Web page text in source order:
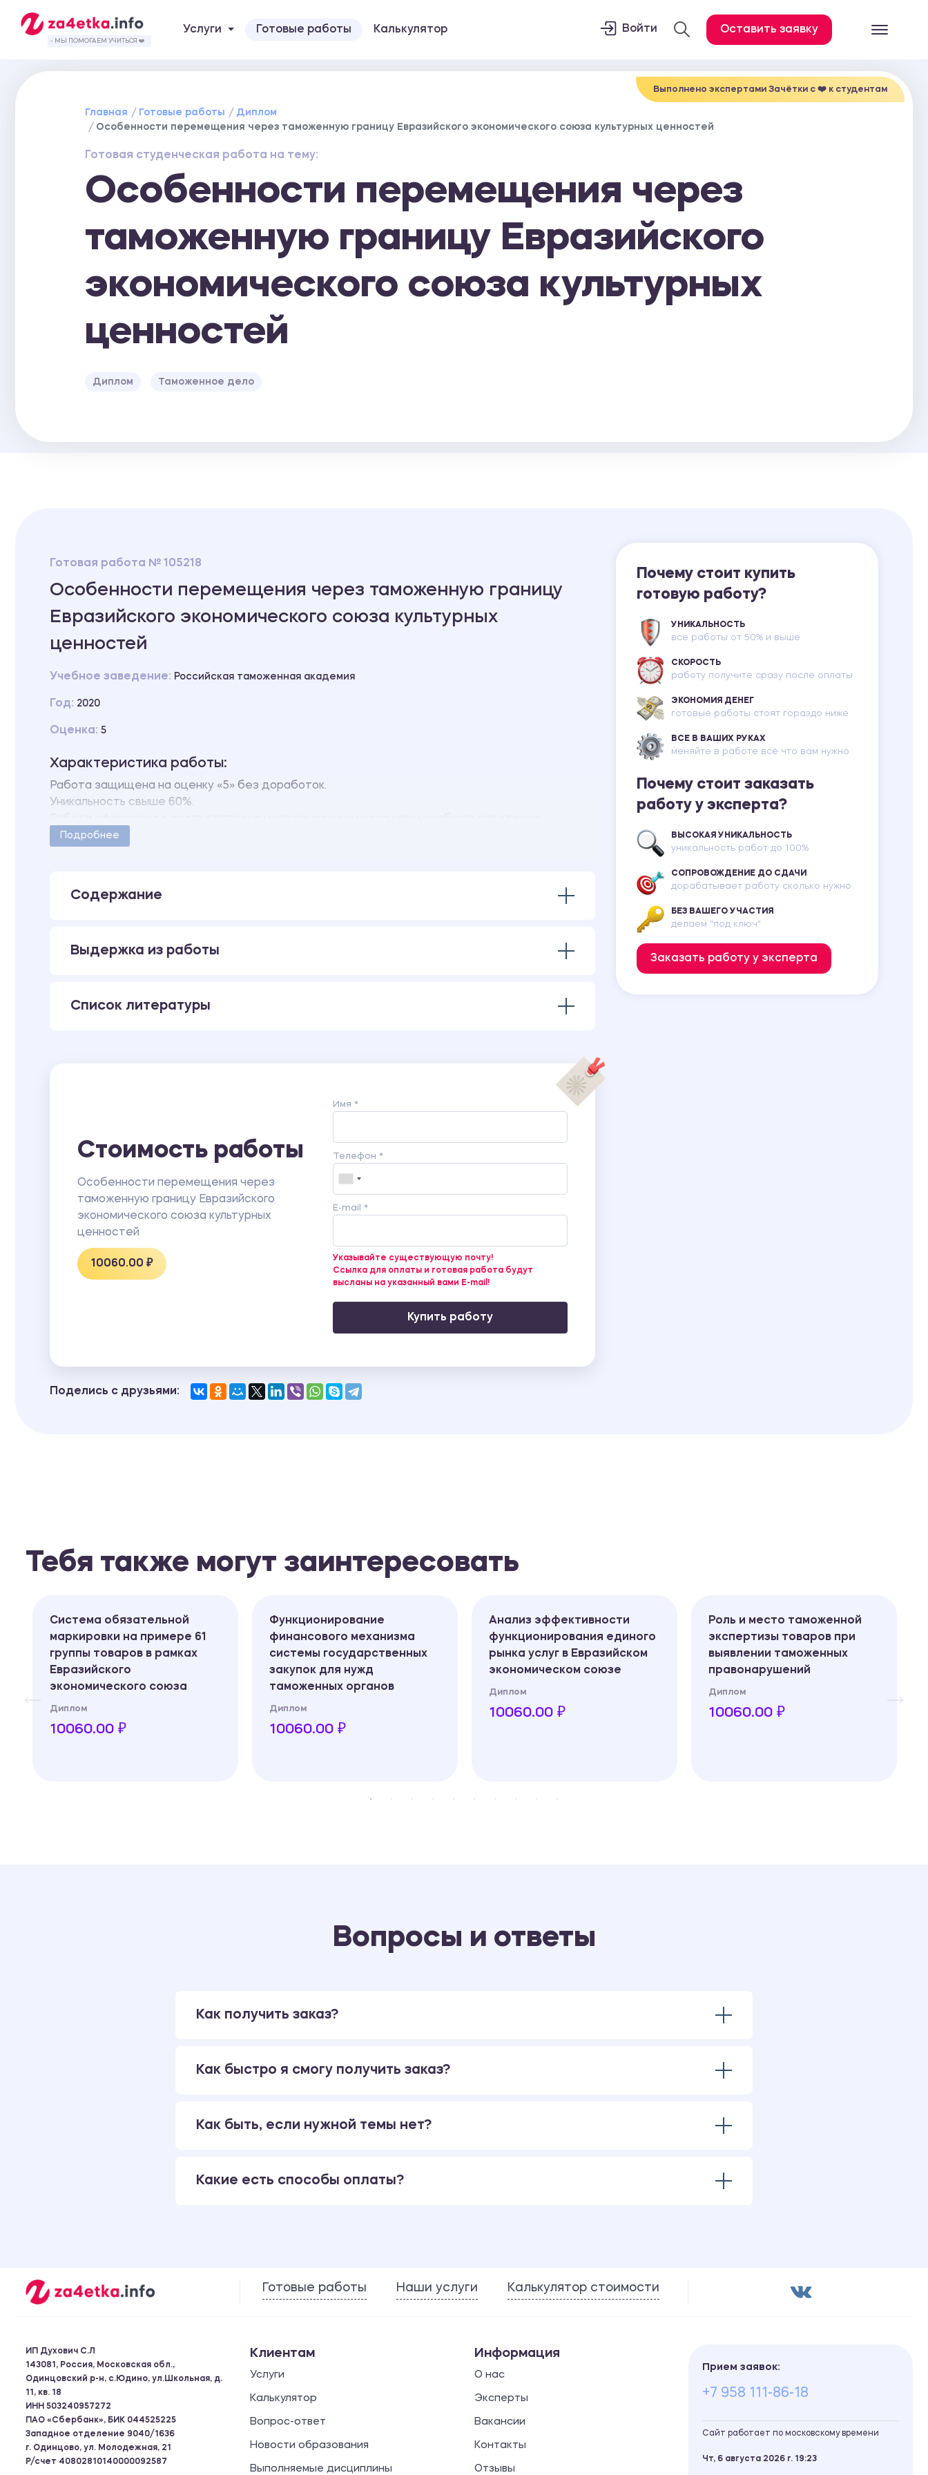
Все услуги
- МЫ ПОМОГАЕМ УЧИТЬСЯ ❤️
Услуги Готовые работы Калькулятор Войти Оставить заявку
Выполнено экспертами Зачётки c ❤️ к студентам
Главная Готовые работы
Диплом
Особенности перемещения через таможенную границу Евразийского экономического союза культурных ценностей
Готовая студенческая работа на тему:
Особенности перемещения через
таможенную границу Евразийского
экономического союза культурных
ценностей
Диплом Таможенное дело
Готовая работа № 105218
Особенности перемещения через таможенную границу
Евразийского экономического союза культурных
ценностей
Учебное заведение: Российская таможенная академия
Год: 2020
Оценка: 5
Характеристика работы:
Работа защищена на оценку «5» без доработок.
Уникальность свыше 60%.
Количество страниц - 74.
Подробнее
Содержание
Выдержка из работы
Список литературы
Стоимость работы
Особенности перемещения через
таможенную границу Евразийского
экономического союза культурных
ценностей
10060.00 ₽
Имя *
Телефон *
E-mail *
Указывайте существующую почту!
Ссылка для оплаты и готовая работа будут
высланы на указанный вами E-mail!
Купить работу
Почему стоит купить
готовую работу?
УНИКАЛЬНОСТЬ
все работы от 50% и выше
СКОРОСТЬ
работу получите сразу после оплаты
ЭКОНОМИЯ ДЕНЕГ
готовые работы стоят гораздо ниже
ВСЕ В ВАШИХ РУКАХ
меняйте в работе всё что вам нужно
Почему стоит заказать
работу у эксперта?
ВЫСОКАЯ УНИКАЛЬНОСТЬ
уникальность работ до 100%
СОПРОВОЖДЕНИЕ ДО СДАЧИ
дорабатывает работу сколько нужно
БЕЗ ВАШЕГО УЧАСТИЯ
делаем "под ключ"
Заказать работу у эксперта
Поделись с друзьями:
Тебя также могут заинтересовать
Система обязательной
маркировки на примере 61
группы товаров в рамках
Евразийского
экономического союза
Диплом
10060.00 ₽
Функционирование
финансового механизма
системы государственных
закупок для нужд
таможенных органов
Диплом
10060.00 ₽
Анализ эффективности
функционирования единого
рынка услуг в Евразийском
экономическом союзе
Диплом
10060.00 ₽
Роль и место таможенной
экспертизы товаров при
выявлении таможенных
правонарушений
Диплом
10060.00 ₽
Вопросы и ответы
Как получить заказ?
Как быстро я смогу получить заказ?
Как быть, если нужной темы нет?
Какие есть способы оплаты?
Готовые работы Наши услуги Калькулятор стоимости
ИП Духович С.Л
143081, Россия, Московская обл.,
Одинцовский р-н, с.Юдино, ул.Школьная, д.
11, кв. 18
ИНН 503240957272
ПАО «Сбербанк», БИК 044525225
Западное отделение 9040/1636
г. Одинцово, ул. Молодежная, 21
Р/счет 40802810140000092587
Клиентам
Услуги
Калькулятор
Вопрос-ответ
Новости образования
Выполняемые дисциплины
Информация
О нас
Эксперты
Вакансии
Контакты
Отзывы
Прием заявок:
+7 958 111-86-18
Сайт работает по московскому времени
Чт, 6 августа 2026 г. 19 23